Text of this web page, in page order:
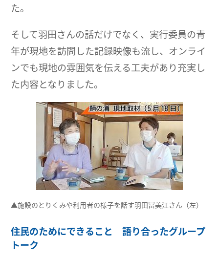
た。
そして羽田さんの話だけでなく、実行委員の青
年が現地を訪問した記録映像も流し、オンライ
ンでも現地の雰囲気を伝える工夫があり充実し
た内容となりました。
▲施設のとりくみや利用者の様子を話す羽田冨美江さん（左）
住民のためにできること 語り合ったグループ
トーク